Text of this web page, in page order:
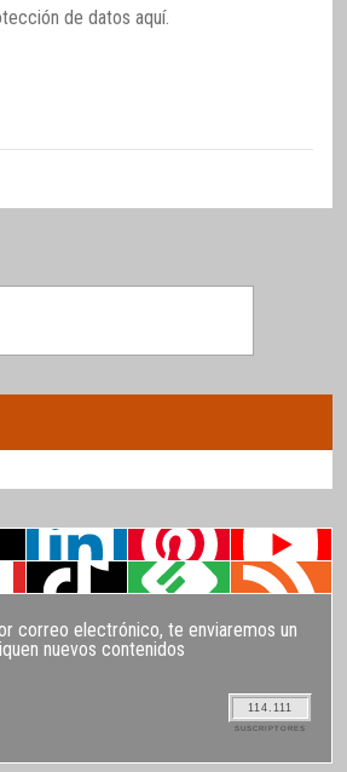
de datos aquí.
correo electrónico, te enviaremos un
nuevos contenidos
114.111
SUSCRIPTORES